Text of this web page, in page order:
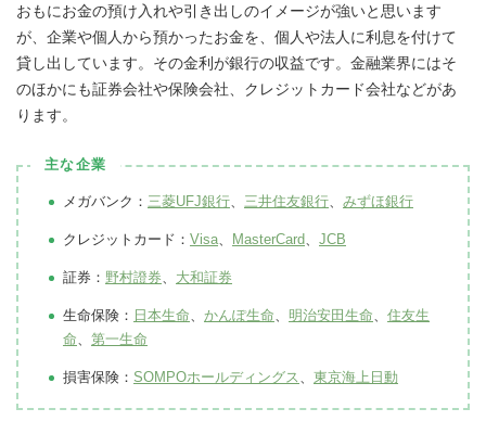
おもにお金の預け入れや引き出しのイメージが強いと思います
が、企業や個人から預かったお金を、個人や法人に利息を付けて
貸し出しています。その金利が銀行の収益です。金融業界にはそ
のほかにも証券会社や保険会社、クレジットカード会社などがあ
ります。
主な企業
メガバンク： 三菱UFJ銀行 三井住友銀行 みずほ銀行
クレジットカード： Visa MasterCard JCB
証券： 野村證券 大和証券
生命保険： 日本生命 かんぽ生命 明治安田生命
住友生
命
第一生命
損害保険： SOMPOホールディングス 東京海上日動